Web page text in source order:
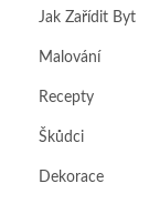
Jak Zařídit Byt
Malování
Recepty
Škůdci
Dekorace